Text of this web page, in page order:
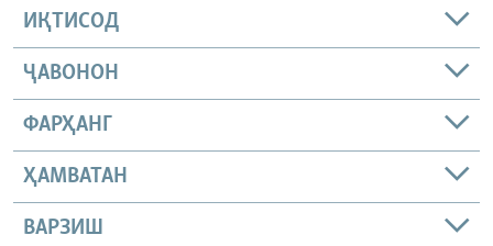
ИҚТИСОД
ҶАВОНОН
ФАРҲАНГ
ҲАМВАТАН
ВАРЗИШ